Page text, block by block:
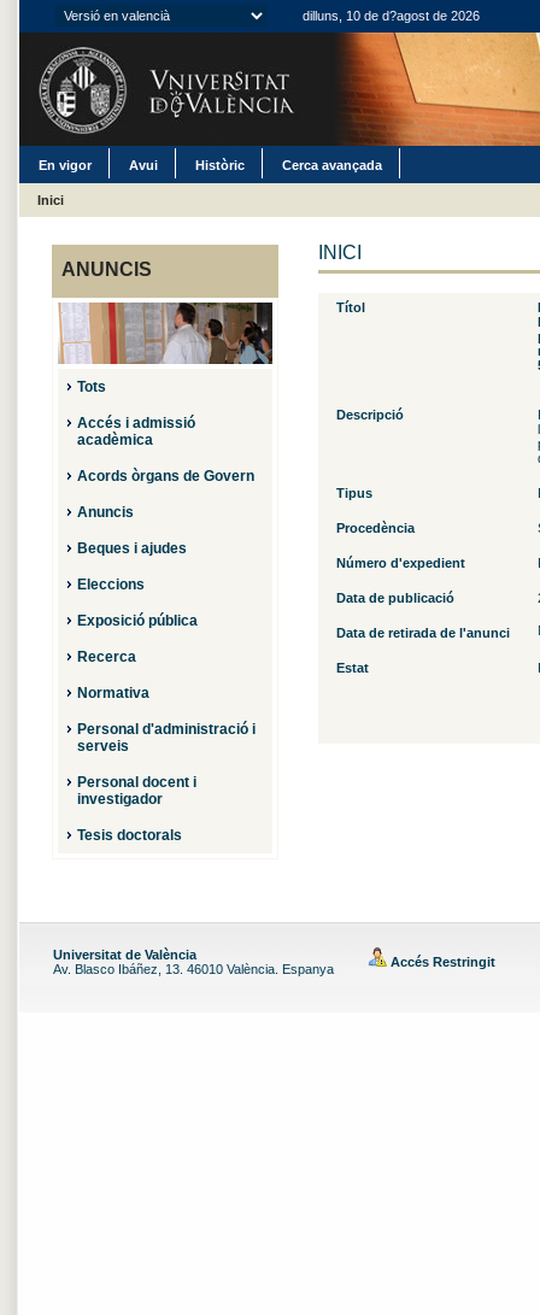
dilluns, 10 de d?agost de 2026
En vigor Avui Històric Cerca avançada
Inici
ANUNCIS
Tots
Accés i admissió
acadèmica
Acords òrgans de Govern
Anuncis
Beques i ajudes
Eleccions
Exposició pública
Recerca
Normativa
Personal d'administració i
serveis
Personal docent i
investigador
Tesis doctorals
INICI
Títol
Descripció
Tipus
Procedència
Número d'expedient
Data de publicació
Data de retirada de l'anunci
Estat
Universitat de València
Av. Blasco Ibáñez, 13. 46010 València. Espanya
Accés Restringit